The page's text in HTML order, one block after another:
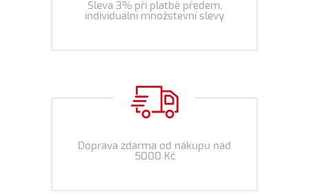
Sleva 3% při platbě předem,
individuální množstevní slevy
Doprava zdarma od nákupu nad
5000 Kč